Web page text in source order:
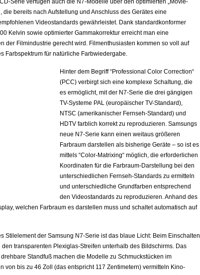
Serie verfügen auch die N7-Modelle über den optimierten „Movie-
die bereits nach Aufstellung und Anschluss des Gerätes eine
Videostandards gewährleistet. Dank standardkonformer
Kelvin sowie optimierter Gammakorrektur erreicht man eine
der Filmindustrie gerecht wird. Filmenthusiasten kommen so voll auf
Farbspektrum für natürliche Farbwiedergabe.
Hinter dem Begriff “Professional Color Correction“
(PCC) verbirgt sich eine komplexe Schaltung, die
es ermöglicht, mit der N7-Serie die drei gängigen
TV-Systeme PAL (europäischer TV-Standard),
NTSC (amerikanischer Fernseh-Standard) und
HDTV farblich korrekt zu reproduzieren. Samsungs
neue N7-Serie kann einen weitaus größeren
Farbraum darstellen als bisherige Geräte – so ist es
mittels “Color-Matrixing“ möglich, die erforderlichen
Koordinaten für die Farbraum-Darstellung bei den
unterschiedlichen Fernseh-Standards zu ermitteln
und unterschiedliche Grundfarben entsprechend
den Videostandards zu reproduzieren. Anhand des
welchen Farbraum es darstellen muss und schaltet automatisch auf
Stilelement der Samsung N7-Serie ist das blaue Licht: Beim Einschalten
transparenten Plexiglas-Streifen unterhalb des Bildschirms. Das
Standfuß machen die Modelle zu Schmuckstücken im
von bis zu 46 Zoll (das entspricht 117 Zentimetern) vermitteln Kino-